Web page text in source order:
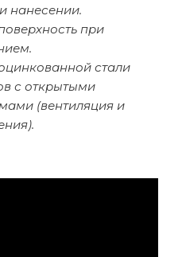
нанесении.
при
стали
с открытыми
(вентиляция и